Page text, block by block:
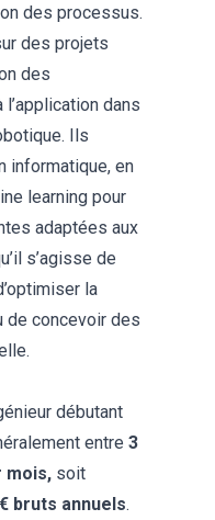
des processus.
des projets
des
dans
Ils
informatique, en
learning pour
adaptées aux
s’agisse de
la
de concevoir des
débutant
entre 3
mois, soit
bruts annuels.